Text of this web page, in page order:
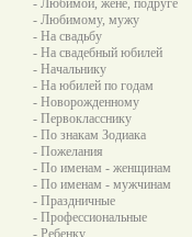
- Любимой, жене, подруге
- Любимому, мужу
- На свадьбу
- На свадебный юбилей
- Начальнику
- На юбилей по годам
- Новорожденному
- Первокласснику
- По знакам Зодиака
- Пожелания
- По именам - женщинам
- По именам - мужчинам
- Праздничные
- Профессиональные
- Ребенку